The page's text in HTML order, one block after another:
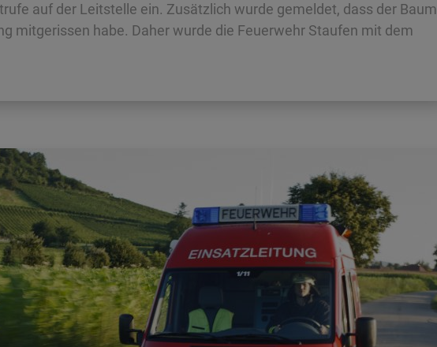
auf der Leitstelle ein. Zusätzlich wurde gemeldet, dass der Baum
mitgerissen habe. Daher wurde die Feuerwehr Staufen mit dem